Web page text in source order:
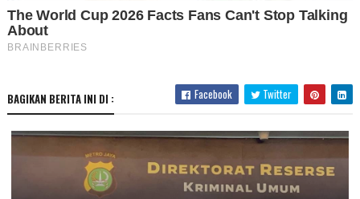
BAGIKAN BERITA INI DI : Facebook Twitter